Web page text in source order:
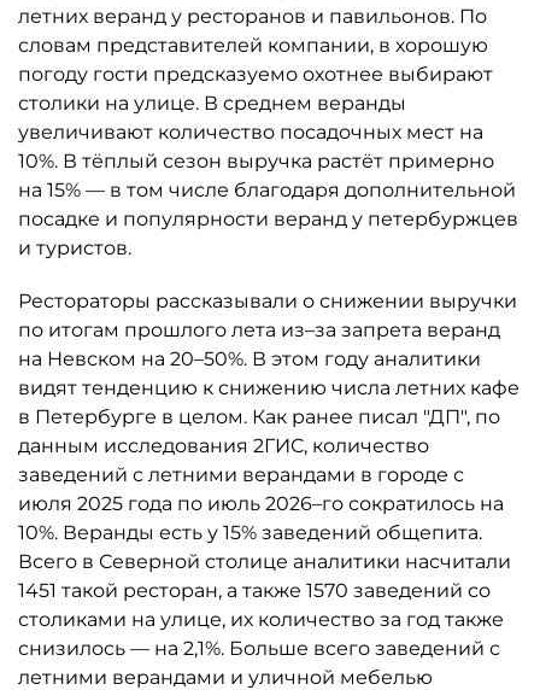
летних веранд у ресторанов и павильонов. По
словам представителей компании, в хорошую
погоду гости предсказуемо охотнее выбирают
столики на улице. В среднем веранды
увеличивают количество посадочных мест на
10%. В тёплый сезон выручка растёт примерно
на 15% — в том числе благодаря дополнительной
посадке и популярности веранд у петербуржцев
и туристов.
Рестораторы рассказывали о снижении выручки
по итогам прошлого лета из–за запрета веранд
на Невском на 20–50%. В этом году аналитики
видят тенденцию к снижению числа летних кафе
в Петербурге в целом. Как ранее писал "ДП", по
данным исследования 2ГИС, количество
заведений с летними верандами в городе с
июля 2025 года по июль 2026–го сократилось на
10%. Веранды есть у 15% заведений общепита.
Всего в Северной столице аналитики насчитали
1451 такой ресторан, а также 1570 заведений со
столиками на улице, их количество за год также
снизилось — на 2,1%. Больше всего заведений с
летними верандами и уличной мебелью